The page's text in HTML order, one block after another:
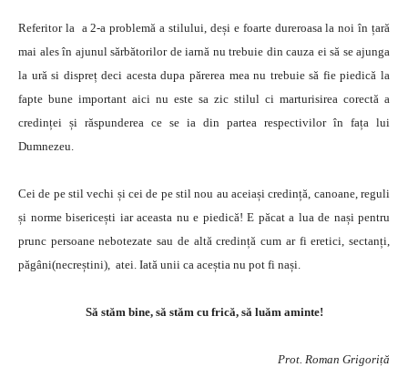
Referitor la a 2-a problemă a stilului, deși e foarte dureroasa la noi în țară
mai ales în ajunul sărbătorilor de iarnă nu trebuie din cauza ei să se ajunga
la ură si dispreț deci acesta dupa părerea mea nu trebuie să fie piedică la
fapte bune important aici nu este sa zic stilul ci marturisirea corectă a
credinței și răspunderea ce se ia din partea respectivilor în fața lui
Dumnezeu.
Cei de pe stil vechi și cei de pe stil nou au aceiași credință, canoane, reguli
și norme bisericești iar aceasta nu e piedică! E păcat a lua de nași pentru
prunc persoane nebotezate sau de altă credință cum ar fi eretici, sectanți,
păgâni(necreștini), atei. Iată unii ca aceștia nu pot fi nași.
Să stăm bine, să stăm cu frică, să luăm aminte!
Prot. Roman Grigoriță